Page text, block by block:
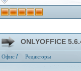
ONLYOFFICE
Офис / Редакторы